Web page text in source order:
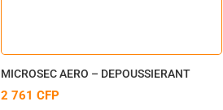
MICROSEC AERO – DEPOUSSIERANT
2 761CFP